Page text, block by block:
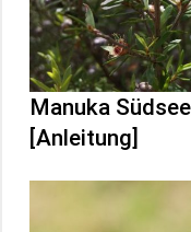
Manuka
[Anleitung]